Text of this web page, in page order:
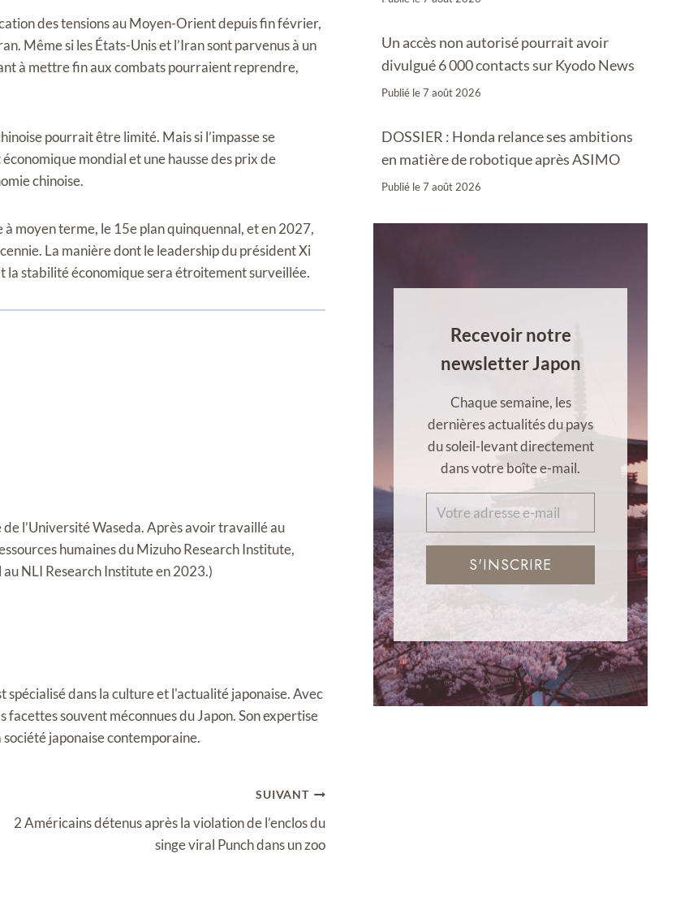
des tensions au Moyen-Orient depuis fin février,
Même si les États-Unis et l’Iran sont parvenus à un
à mettre fin aux combats pourraient reprendre,
pourrait être limité. Mais si l’impasse se
mondial et une hausse des prix de
chinoise.
moyen terme, le 15e plan quinquennal, et en 2027,
La manière dont le leadership du président Xi
stabilité économique sera étroitement surveillée.
l’Université Waseda. Après avoir travaillé au
humaines du Mizuho Research Institute,
NLI Research Institute en 2023.)
dans la culture et l'actualité japonaise. Avec
souvent méconnues du Japon. Son expertise
japonaise contemporaine.
SUIVANT
2 Américains détenus après la violation de l’enclos du
singe viral Punch dans un zoo
Un accès non autorisé pourrait avoir
divulgué 6 000 contacts sur Kyodo News
Publié le7 août 2026
DOSSIER : Honda relance ses ambitions
en matière de robotique après ASIMO
Publié le7 août 2026
Recevoir notre
newsletter Japon
Chaque semaine, les
dernières actualités du pays
du soleil-levant directement
dans votre boîte e-mail.
S'INSCRIRE